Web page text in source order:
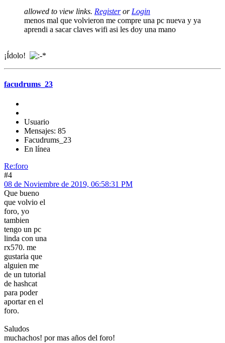
allowed to view links. Registeror Login
menos mal que volvieron me compre una pc nueva y ya
aprendi a sacar claves wifi asi les doy una mano
¡Ídolo!
facudrums_23
Usuario
Mensajes: 85
Facudrums_23
En línea
Re:foro
#4
08 de Noviembre de 2019, 06:58:31 PM
Que bueno
que volvio el
foro, yo
tambien
tengo un pc
linda con una
rx570. me
gustaria que
alguien me
de un tutorial
de hashcat
para poder
aportar en el
foro.
Saludos
muchachos! por mas años del foro!